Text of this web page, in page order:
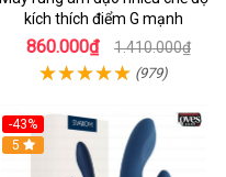
kích thích điểm G mạnh
860.000₫ 1.410.000₫
(979)
-43%
Hot
5